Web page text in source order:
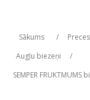
Sākums /
Augļu biezeņi
/
SEMPER